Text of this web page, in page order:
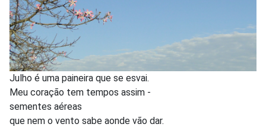
Julho é uma paineira que se esvai.
Meu coração tem tempos assim -
sementes aéreas
que nem o vento sabe aonde vão dar.